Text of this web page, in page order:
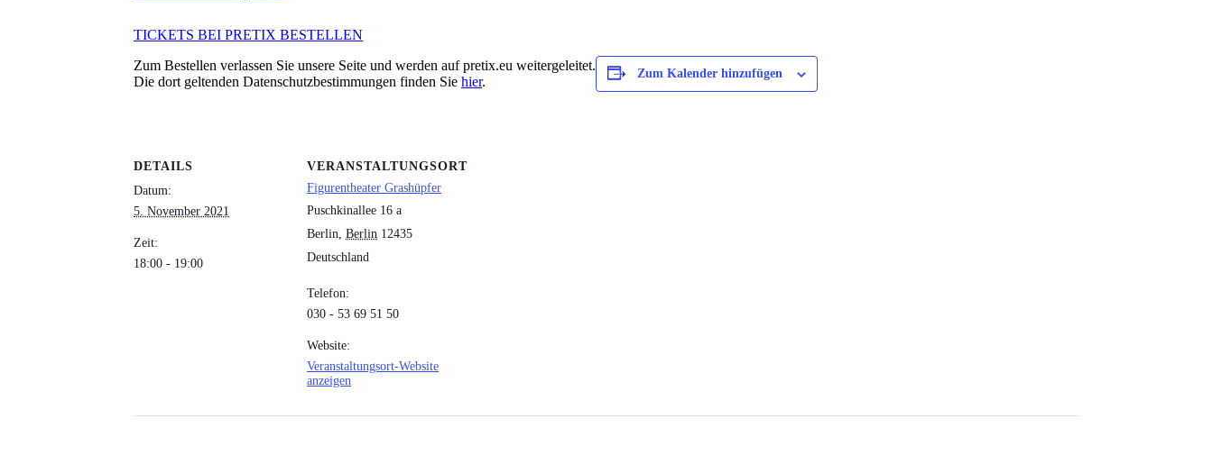
TICKETS BEI PRETIX BESTELLEN
Zum Bestellen verlassen Sie unsere Seite und werden auf pretix.eu weitergeleitet.
Die dort geltenden Datenschutzbestimmungen finden Sie hier.
Zum Kalender hinzufügen
DETAILS
Datum:
5. November 2021
Zeit:
18:00 - 19:00
VERANSTALTUNGSORT
Figurentheater Grashüpfer
Puschkinallee 16 a
Berlin, Berlin 12435
Deutschland
Telefon:
030 - 53 69 51 50
Website:
Veranstaltungsort-Website
anzeigen